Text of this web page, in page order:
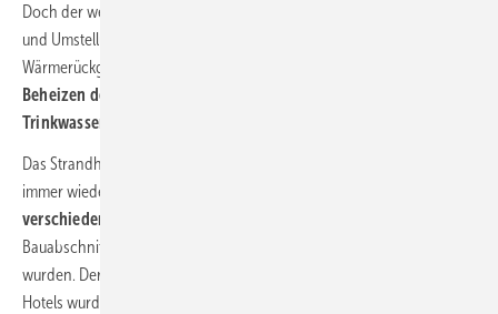
Doch der wesentliche Entscheidungsgrund für die Modernisierung
und Umstellung auf eine Wasser/Luft-Wärmepumpe mit
Wärmerückgewinnung war die mögliche
Beheizen des hoteleigenen Schwimmbads und zur
Trinkwassererwärmung.
Das Strandhotel Duhnen wurde in den 125 Jahren seines Bestehens
immer wieder umgebaut. Heute besteht das Haus aus
verschiedenen Gebäudekomplexen
Bauabschnitten erstellt, erweitert und immer wieder modernisiert
wurden. Der familiäre Charme und das klassische Ambiente des
Hotels wurden dabei stets bewahrt – auch im Zuge der aktuellen